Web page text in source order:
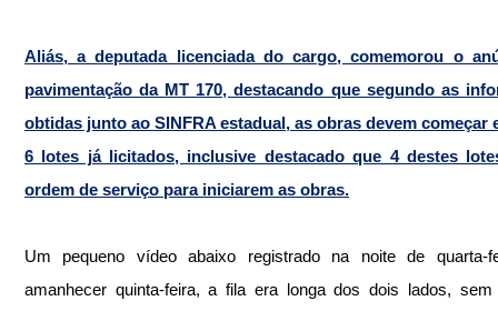
Aliás, a deputada licenciada do cargo, comemorou o
pavimentação da MT 170, destacando que segundo as
obtidas junto ao SINFRA estadual, as obras devem começar
6 lotes já licitados, inclusive destacado que 4 destes
ordem de serviço para iniciarem as obras.
Um pequeno vídeo abaixo registrado na noite de quarta-
amanhecer quinta-feira, a fila era longa dos dois lados,